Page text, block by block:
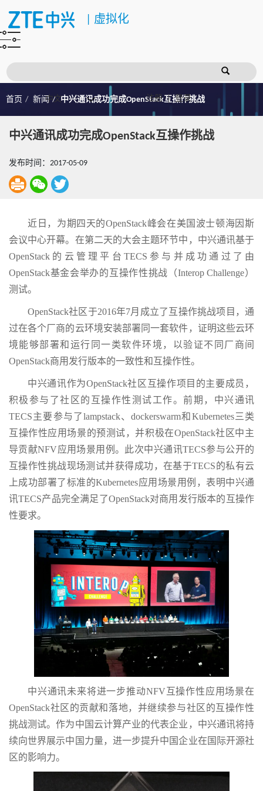
虚拟化
注册 登录
首页 新闻 中兴通讯成功完成OpenStack互操作挑战
中兴通讯成功完成OpenStack互操作挑战
发布时间：2017-05-09
近日，为期四天的OpenStack峰会在美国波士顿海因斯
会议中心开幕。在第二天的大会主题环节中，中兴通讯基于
OpenStack的云管理平台TECS参与并成功通过了由
OpenStack基金会举办的互操作性挑战（Interop Challenge）
测试。
OpenStack社区于2016年7月成立了互操作挑战项目，通
过在各个厂商的云环境安装部署同一套软件，证明这些云环
境能够部署和运行同一类软件环境，以验证不同厂商间
OpenStack商用发行版本的一致性和互操作性。
中兴通讯作为OpenStack社区互操作项目的主要成员，
积极参与了社区的互操作性测试工作。前期，中兴通讯
TECS主要参与了lampstack、dockerswarm和Kubernetes三类
互操作性应用场景的预测试，并积极在OpenStack社区中主
导贡献NFV应用场景用例。此次中兴通讯TECS参与公开的
互操作性挑战现场测试并获得成功，在基于TECS的私有云
上成功部署了标准的Kubernetes应用场景用例，表明中兴通
讯TECS产品完全满足了OpenStack对商用发行版本的互操作
性要求。
中兴通讯未来将进一步推动NFV互操作性应用场景在
OpenStack社区的贡献和落地，并继续参与社区的互操作性
挑战测试。作为中国云计算产业的代表企业，中兴通讯将持
续向世界展示中国力量，进一步提升中国企业在国际开源社
区的影响力。